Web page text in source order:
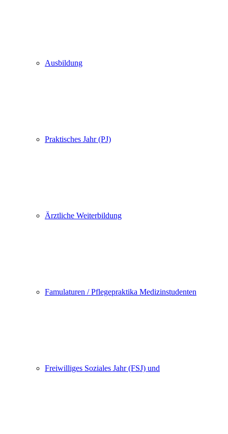
Ausbildung
Praktisches Jahr (PJ)
Ärztliche Weiterbildung
Famulaturen / Pflegepraktika Medizinstudenten
Freiwilliges Soziales Jahr (FSJ) und